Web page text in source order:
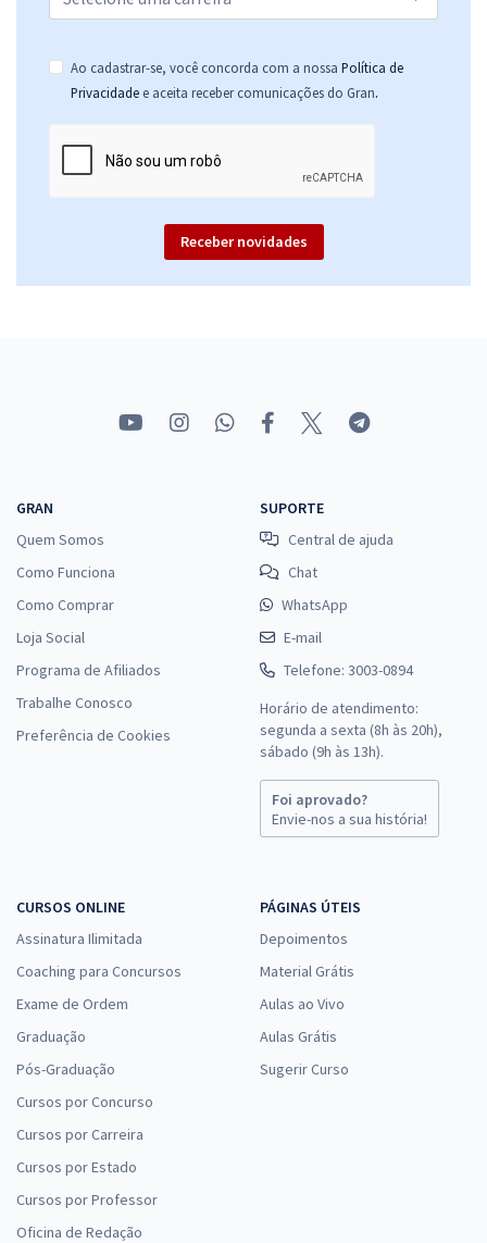
Ao cadastrar-se, você concorda com a nossa Política de
Privacidade e aceita receber comunicações do Gran.
Receber novidades
GRAN
Quem Somos
Como Funciona
Como Comprar
Loja Social
Programa de Afiliados
Trabalhe Conosco
Preferência de Cookies
SUPORTE
Central de ajuda
Chat
WhatsApp
E-mail
Telefone: 3003-0894
Horário de atendimento:
segunda a sexta (8h às 20h),
sábado (9h às 13h).
Foi aprovado?
Envie-nos a sua história!
CURSOS ONLINE
Assinatura Ilimitada
Coaching para Concursos
Exame de Ordem
Graduação
Pós-Graduação
Cursos por Concurso
Cursos por Carreira
Cursos por Estado
Cursos por Professor
Oficina de Redação
PÁGINAS ÚTEIS
Depoimentos
Material Grátis
Aulas ao Vivo
Aulas Grátis
Sugerir Curso